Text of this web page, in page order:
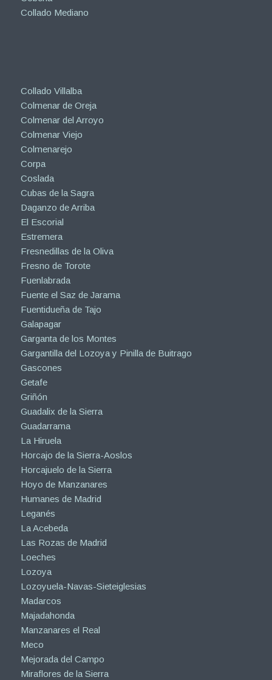
Collado Mediano
Collado Villalba
Colmenar de Oreja
Colmenar del Arroyo
Colmenar Viejo
Colmenarejo
Corpa
Coslada
Cubas de la Sagra
Daganzo de Arriba
El Escorial
Estremera
Fresnedillas de la Oliva
Fresno de Torote
Fuenlabrada
Fuente el Saz de Jarama
Fuentidueña de Tajo
Galapagar
Garganta de los Montes
Gargantilla del Lozoya y Pinilla de Buitrago
Gascones
Getafe
Griñón
Guadalix de la Sierra
Guadarrama
La Hiruela
Horcajo de la Sierra-Aoslos
Horcajuelo de la Sierra
Hoyo de Manzanares
Humanes de Madrid
Leganés
La Acebeda
Las Rozas de Madrid
Loeches
Lozoya
Lozoyuela-Navas-Sieteiglesias
Madarcos
Majadahonda
Manzanares el Real
Meco
Mejorada del Campo
Miraflores de la Sierra